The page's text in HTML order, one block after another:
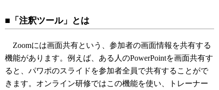
■「注釈ツール」とは
Zoomには画面共有という、参加者の画面情報を共有する
機能があります。例えば、ある人のPowerPointを画面共有す
ると、パワポのスライドを参加者全員で共有することがで
きます。オンライン研修ではこの機能を使い、トレーナー